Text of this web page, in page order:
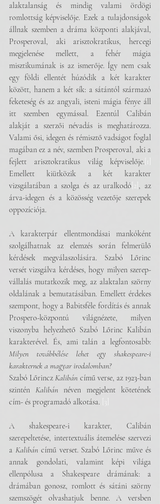
alaktalanság és mindig valami ördögi
romlottság képviselője. Ezek a tulajdonságok
állnak szemben a dráma központi alakjával,
Prosperoval, aki arisztokratikus, hercegi
megjelenése mellett, a fehér mágia
misztikumának is az ismerője. Így nem csak
egy földi ellentét húzódik a két karakter
között, hanem a két sík: a sátántól származó
feketeség és az angyali, isteni mágia fénye áll
itt szemben egymással. Ezentúl Calibán
alakját a szerzői névadás is meghatározza.
Valami ősi, idegen és rémisztő vadságot foglal
magában ez a név, szemben Prosperoval, aki a
fejlett arisztokratikus világ képviselője. [1]
Emellett kiütközik a két karakter
vizsgálatában a szolga és az uralkodó [2] , az
árva-idegen és a közösség vezetője szerepek
oppozíciója.
A karakterpár ellentmondásai mankóként
szolgálhatnak az elemzés során felmerülő
kérdések megválaszolására. Szabó Lőrinc
versét vizsgálva kérdéses, hogy milyen szerep-
vállalás mutatkozik meg, az alaktalan szörny
oldalának a bemutatásában. Emellett érdekes
szempont, hogy a Babitsféle fordítás és annak
Prospero-központú világnézete, milyen
viszonyba helyezhető Szabó Lőrinc Kalibán
Milyen továbbélése lehet egy shakespeare-i
karakternek a magyar irodalomban?
Szabó Lőrincz Kalibán című verse, az 1923-ban
szintén Kalibán néven megjelent kötetének
cím- és programadó alkotása.
[3]
A shakespeare-i karakter, Calibán
szerepeltetése, intertextuális átemelése szervezi
a Kalibán című verset. Szabó Lőrinc műve és
annak gondolati, valamint képi világa
ellenpólusa a Shakespeare drámának: a
drámában gonosz, romlott és sátáni szörny
szemszögét olvashatjuk benne. A versben